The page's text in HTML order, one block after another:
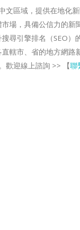
文區域，提供在地化
場，具備公信力的新
尋引擎排名（SEO）
轄市、省的地方網路
歡迎線上諮詢 >> 【聯